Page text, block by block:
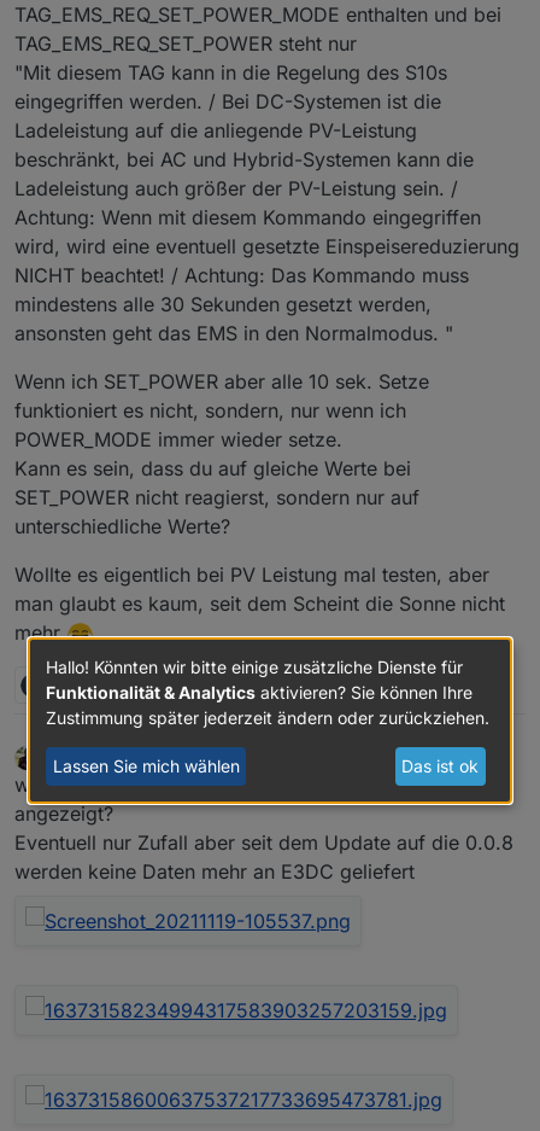
TAG_EMS_REQ_SET_POWER_MODE enthalten und bei
TAG_EMS_REQ_SET_POWER steht nur
"Mit diesem TAG kann in die Regelung des S10s
eingegriffen werden. / Bei DC-Systemen ist die
Ladeleistung auf die anliegende PV-Leistung
beschränkt, bei AC und Hybrid-Systemen kann die
Ladeleistung auch größer der PV-Leistung sein. /
Achtung: Wenn mit diesem Kommando eingegriffen
wird, wird eine eventuell gesetzte Einspeisereduzierung
NICHT beachtet! / Achtung: Das Kommando muss
mindestens alle 30 Sekunden gesetzt werden,
ansonsten geht das EMS in den Normalmodus. "
Wenn ich SET_POWER aber alle 10 sek. Setze
funktioniert es nicht, sondern, nur wenn ich
POWER_MODE immer wieder setze.
Kann es sein, dass du auf gleiche Werte bei
SET_POWER nicht reagierst, sondern nur auf
unterschiedliche Werte?
Wollte es eigentlich bei PV Leistung mal testen, aber
man glaubt es kaum, seit dem Scheint die Sonne nicht
mehr
1 Antwort 0
Offline
TbsJah schrieb am 19. Nov. 2021, 09:49
zuletzt editiert von TbsJah
werden euch noch die Werte im E3DC Portal korrekt
angezeigt?
Eventuell nur Zufall aber seit dem Update auf die 0.0.8
werden keine Daten mehr an E3DC geliefert
Hallo! Könnten wir bitte einige zusätzliche Dienste für
Funktionalität & Analytics aktivieren? Sie können Ihre
Zustimmung später jederzeit ändern oder zurückziehen.
Lassen Sie mich wählen Das ist ok